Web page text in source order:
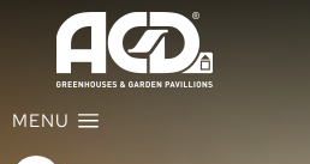
MENU